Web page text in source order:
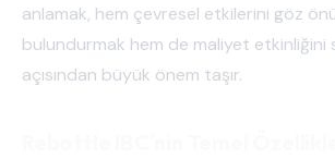
anlamak, hem çevresel etkilerini göz
bulundurmak hem de maliyet etkinliğini
açısından büyük önem taşır.